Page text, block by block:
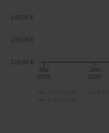
Mai
2026
Juni
2026
120,00 €
130,00 €
140,00 €